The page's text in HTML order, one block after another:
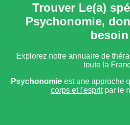
Trouver Le(a)
Psychonomie,
besoin
Explorez notre annuaire de
toute la
Psychonomieest une approche
corps et l'espritpar le